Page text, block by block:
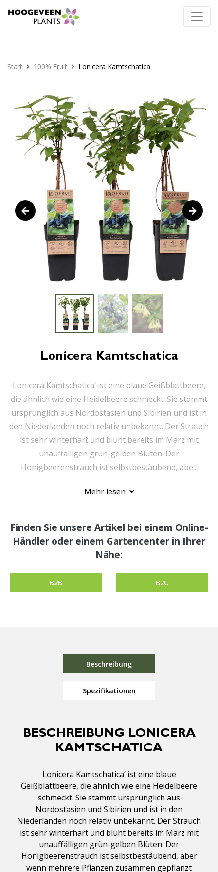
Start 100% Fruit Lonicera Kamtschatica
Lonicera Kamtschatica
Lonicera Kamtschatica‘ ist eine blaue Geißblattbeere,
die ähnlich wie eine Heidelbeere schmeckt. Sie stammt
ursprünglich aus Nordostasien und Sibirien und ist in
den Niederlanden noch relativ unbekannt. Der Strauch
ist sehr winterhart und blüht bereits im März mit
unauffälligen grün-gelben Blüten. Der
Honigbeerenstrauch ist selbstbestäubend, abe...
Mehr lesen
Finden Sie unsere Artikel bei einem Online-
Händler oder einem Gartencenter in Ihrer
Nähe:
B2B B2C
Beschreibung
Spezifikationen
BESCHREIBUNG LONICERA
KAMTSCHATICA
Lonicera Kamtschatica‘ ist eine blaue
Geißblattbeere, die ähnlich wie eine Heidelbeere
schmeckt. Sie stammt ursprünglich aus
Nordostasien und Sibirien und ist in den
Niederlanden noch relativ unbekannt. Der Strauch
ist sehr winterhart und blüht bereits im März mit
unauffälligen grün-gelben Blüten. Der
Honigbeerenstrauch ist selbstbestäubend, aber
wenn mehrere Pflanzen zusammen gepflanzt